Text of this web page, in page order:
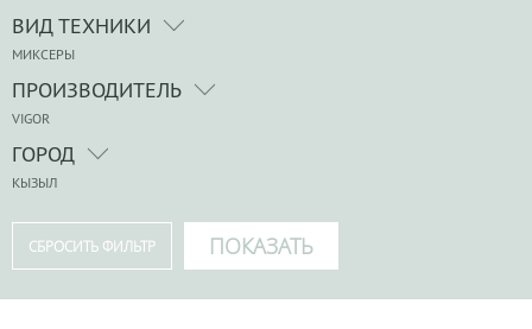
ВИД ТЕХНИКИ
МИКСЕРЫ
ПРОИЗВОДИТЕЛЬ
VIGOR
ГОРОД
КЫЗЫЛ